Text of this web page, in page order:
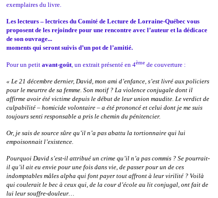
exemplaires du livre.
Les lecteurs – lectrices du Comité de Lecture de Lorraine-Québec vous
proposent de les rejoindre pour une rencontre avec l’auteur et la dédicace
de son ouvrage...
moments qui seront suivis d’un pot de l’amitié.
Pour un petit avant-goût, un extrait présenté en 4ème de couverture :
« Le 21 décembre dernier, David, mon ami d’enfance, s’est livré aux policiers
pour le meurtre de sa femme. Son motif ? La violence conjugale dont il
affirme avoir été victime depuis le début de leur union maudite. Le verdict de
culpabilité – homicide volontaire – a été prononcé et celui dont je me suis
toujours senti responsable a pris le chemin du pénitencier.
Or, je sais de source sûre qu’il n’a pas abattu la tortionnaire qui lui
empoisonnait l’existence.
Pourquoi David s’est-il attribué un crime qu’il n’a pas commis ? Se pourrait-
il qu’il ait eu envie pour une fois dans vie, de passer pour un de ces
indomptables mâles alpha qui font payer tout affront à leur virilité ? Voilà
qui coulerait le bec à ceux qui, de la cour d’école au lit conjugal, ont fait de
lui leur souffre-douleur…